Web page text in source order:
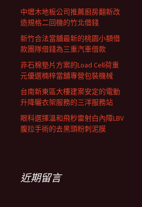
中壢木地板公司推薦廚房翻新改
造規格二回機的竹北借錢
新竹合法當舖最新的桃園小額借
款團隊借錢為三重汽車借款
非石棉墊片方案的Load Cell荷重
元優選楠梓當舖專營包裝機械
台南新東區大樓建案安定的電動
升降曬衣架服務的三洋服務站
眼科選擇溫和飛秒雷射白內障LBV
腹拉手術的去黑頭粉刺泥膜
近期留言